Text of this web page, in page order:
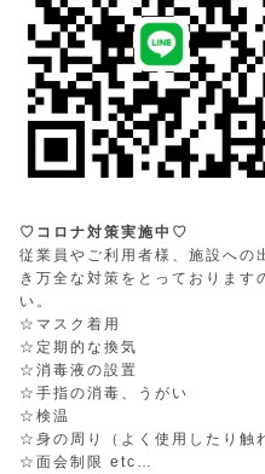
♡コロナ対策実施中♡
従業員やご利用者様、施設への
き万全な対策をとっております
い。
☆マスク着用
☆定期的な換気
☆消毒液の設置
☆手指の消毒、うがい
☆検温
☆身の周り（よく使用したり触
☆面会制限 etc…